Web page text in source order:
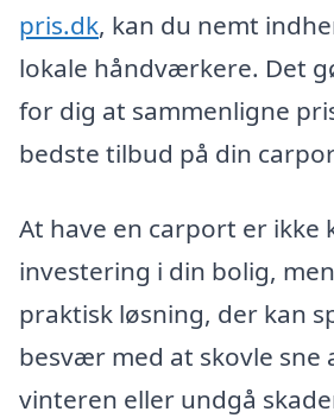
pris.dk, kan du nemt
lokale håndværkere. Det
for dig at sammenligne
bedste tilbud på din
At have en carport er ikke
investering i din bolig,
praktisk løsning, der kan
besvær med at skovle sne
vinteren eller undgå